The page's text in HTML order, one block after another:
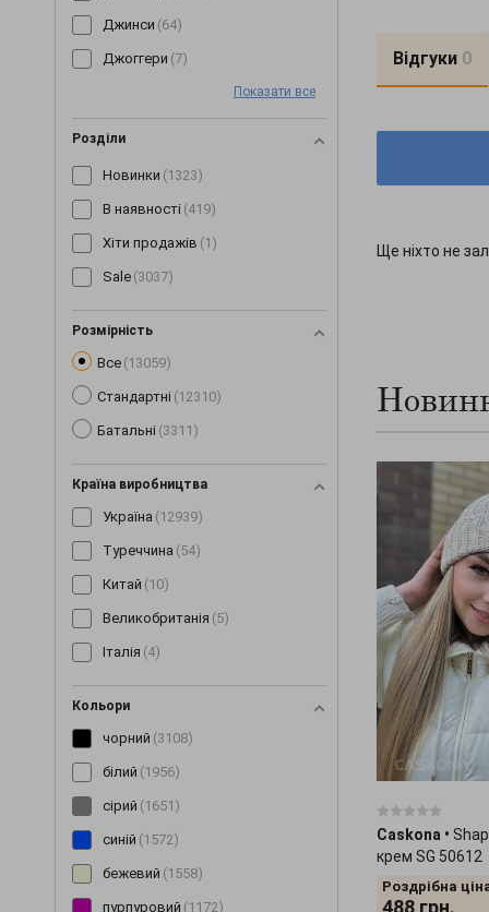
Джинси (64)
Джоггери (7)
Комплекти
Коміри(6)
Корсети(63)
Костюми(1489)
Кофти(138)
Мітенки
Накидки(15)
Нижня білизна
Нічні сорочки
Окуляри (9)
Пальто (198)
Парки(19)
Показати все
Розділи
Новинки (1323)
В наявності (419)
Хіти продажів (1)
Sale (3037)
Розмірність
Все (13059)
Стандартні (12310)
Батальні (3311)
Країна виробництва
Україна (12939)
Туреччина (54)
Китай (10)
Великобританія (5)
Італія (4)
Кольори
чорний (3108)
білий (1956)
сірий (1651)
синій (1572)
бежевий (1558)
пурпуровий (1172)
Відгуки 0
Ще ніхто не
Caskona •
крем SG 50612
Роздрібна
488 грн.